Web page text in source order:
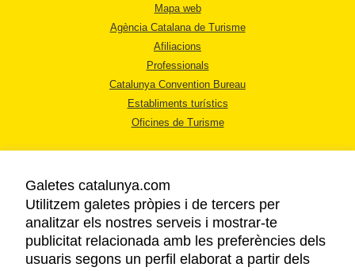
Mapa web
Agència Catalana de Turisme
Afiliacions
Professionals
Catalunya Convention Bureau
Establiments turístics
Oficines de Turisme
AVÍS LEGAL
POLÍTICA DE PRIVACITAT
Galetes catalunya.com
Utilitzem galetes pròpies i de tercers per
analitzar els nostres serveis i mostrar-te
publicitat relacionada amb les preferències dels
usuaris segons un perfil elaborat a partir dels